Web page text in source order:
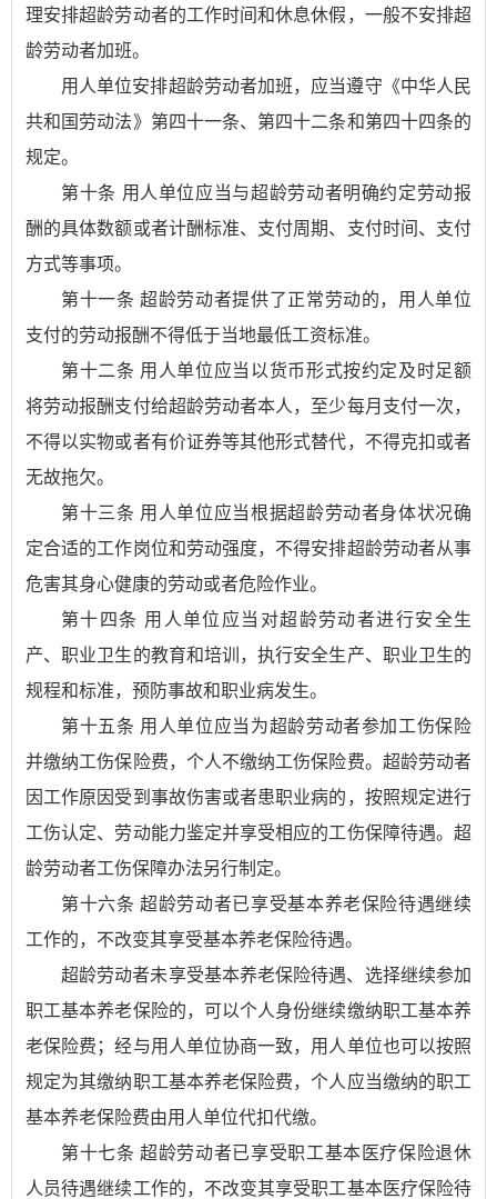
理安排超龄劳动者的工作时间和休息休假，一般不安排超
龄劳动者加班。
用人单位安排超龄劳动者加班，应当遵守《中华人民
共和国劳动法》第四十一条、第四十二条和第四十四条的
规定。
第十条 用人单位应当与超龄劳动者明确约定劳动报
酬的具体数额或者计酬标准、支付周期、支付时间、支付
方式等事项。
第十一条 超龄劳动者提供了正常劳动的，用人单位
支付的劳动报酬不得低于当地最低工资标准。
第十二条 用人单位应当以货币形式按约定及时足额
将劳动报酬支付给超龄劳动者本人，至少每月支付一次，
不得以实物或者有价证券等其他形式替代，不得克扣或者
无故拖欠。
第十三条 用人单位应当根据超龄劳动者身体状况确
定合适的工作岗位和劳动强度，不得安排超龄劳动者从事
危害其身心健康的劳动或者危险作业。
第十四条 用人单位应当对超龄劳动者进行安全生
产、职业卫生的教育和培训，执行安全生产、职业卫生的
规程和标准，预防事故和职业病发生。
第十五条 用人单位应当为超龄劳动者参加工伤保险
并缴纳工伤保险费，个人不缴纳工伤保险费。超龄劳动者
因工作原因受到事故伤害或者患职业病的，按照规定进行
工伤认定、劳动能力鉴定并享受相应的工伤保障待遇。超
龄劳动者工伤保障办法另行制定。
第十六条 超龄劳动者已享受基本养老保险待遇继续
工作的，不改变其享受基本养老保险待遇。
超龄劳动者未享受基本养老保险待遇、选择继续参加
职工基本养老保险的，可以个人身份继续缴纳职工基本养
老保险费；经与用人单位协商一致，用人单位也可以按照
规定为其缴纳职工基本养老保险费，个人应当缴纳的职工
基本养老保险费由用人单位代扣代缴。
第十七条 超龄劳动者已享受职工基本医疗保险退休
人员待遇继续工作的，不改变其享受职工基本医疗保险待